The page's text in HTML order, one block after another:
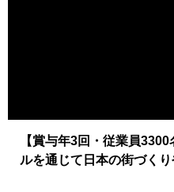
【賞与年3回・従業員
ルを通じて日本の街づくり